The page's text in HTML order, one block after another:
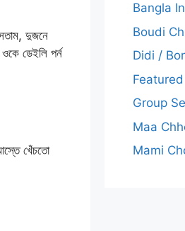
দুজনে
ডেইলি পর্ন
খেঁচতো
Bangla
Boudi
Didi / Bon
Featured
Group
Maa
Mami